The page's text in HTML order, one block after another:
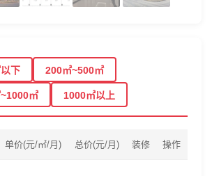
下 200㎡~500㎡
㎡ 1000㎡以上
单价(元/㎡/月) 总价(元/月) 装修 操作